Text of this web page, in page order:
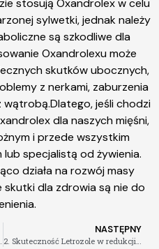
sylwetki, jednak należy
są szkodliwe dla
Oxandrolexu może
skutków ubocznych,
z nerkami, zaburzenia
jeśli chodzi
dla naszych mięśni,
i przede wszystkim
specjalistą od żywienia.
działa na rozwój masy
dla zdrowia są nie do
NASTĘPNY